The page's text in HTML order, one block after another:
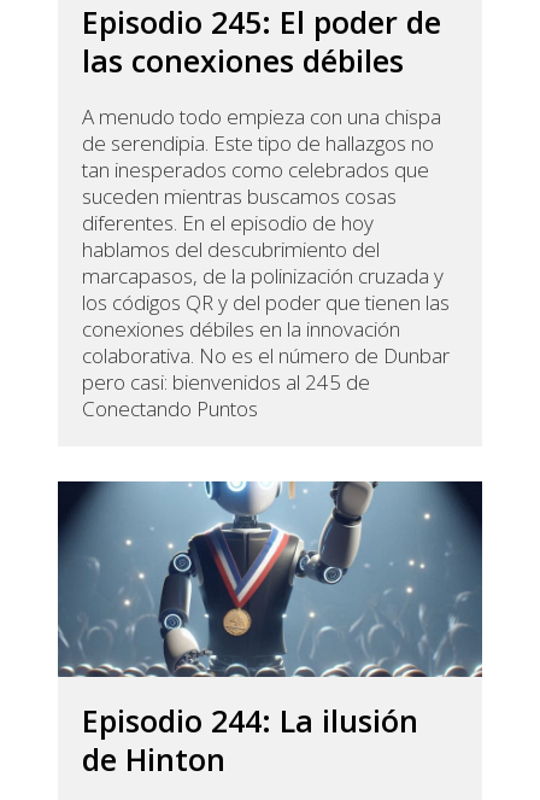
Episodio 245: El poder de
las conexiones débiles
A menudo todo empieza con una chispa
de serendipia. Este tipo de hallazgos no
tan inesperados como celebrados que
suceden mientras buscamos cosas
diferentes. En el episodio de hoy
hablamos del descubrimiento del
marcapasos, de la polinización cruzada y
los códigos QR y del poder que tienen las
conexiones débiles en la innovación
colaborativa. No es el número de Dunbar
pero casi: bienvenidos al 245 de
Conectando Puntos
Episodio 244: La ilusión
de Hinton